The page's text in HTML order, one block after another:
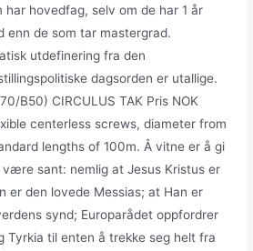
har hovedfag, selv om de har 1 år
enn de som tar mastergrad.
utdefinering fra den
dagsorden er utallige.
B50) CIRCULUS TAK Pris NOK
centerless screws, diameter from
lengths of 100m. Å vitne er å gi
sant: nemlig at Jesus Kristus er
er den lovede Messias; at Han er
synd; Europarådet oppfordrer
Tyrkia til enten å trekke seg helt fra